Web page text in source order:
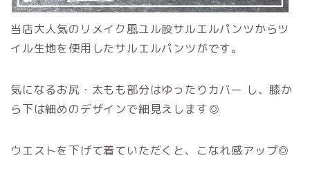
当店大人気のリメイク風ユル股サルエルパンツからツ
イル生地を使用したサルエルパンツがです。
気になるお尻・太もも部分はゆったりカバー し、膝か
ら下は細めのデザインで細見えします◎
ウエストを下げて着ていただくと、こなれ感アップ◎